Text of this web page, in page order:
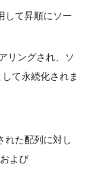
して昇順にソー
リングされ、ソ
て永続化されま
れた配列に対し
および